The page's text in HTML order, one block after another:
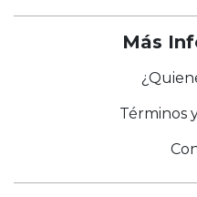
Más
Términos